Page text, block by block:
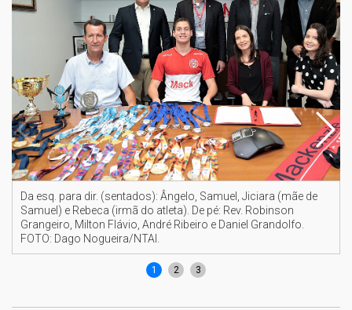
Da esq. para dir. (sentados): Ângelo, Samuel, Jiciara (mãe de
Samuel) e Rebeca (irmã do atleta). De pé: Rev. Robinson
Grangeiro, Milton Flávio, André Ribeiro e Daniel Grandolfo.
FOTO: Dago Nogueira/NTAI.
1 2 3